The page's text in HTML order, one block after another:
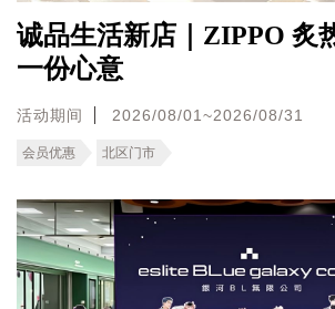
诚品生活新店｜ZIPPO 炙
一份心意
活动期间 2026/08/01~2026/08/31
会员优惠 北区门市